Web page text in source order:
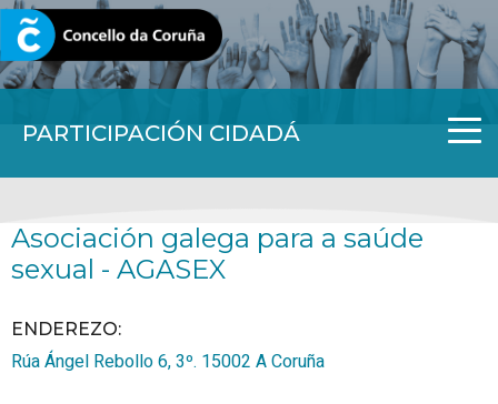
PARTICIPACIÓN CIDADÁ
CORUNA.GAL
Asociación galega para a saúde
sexual - AGASEX
ENDEREZO:
Rúa Ángel Rebollo 6, 3º. 15002 A Coruña